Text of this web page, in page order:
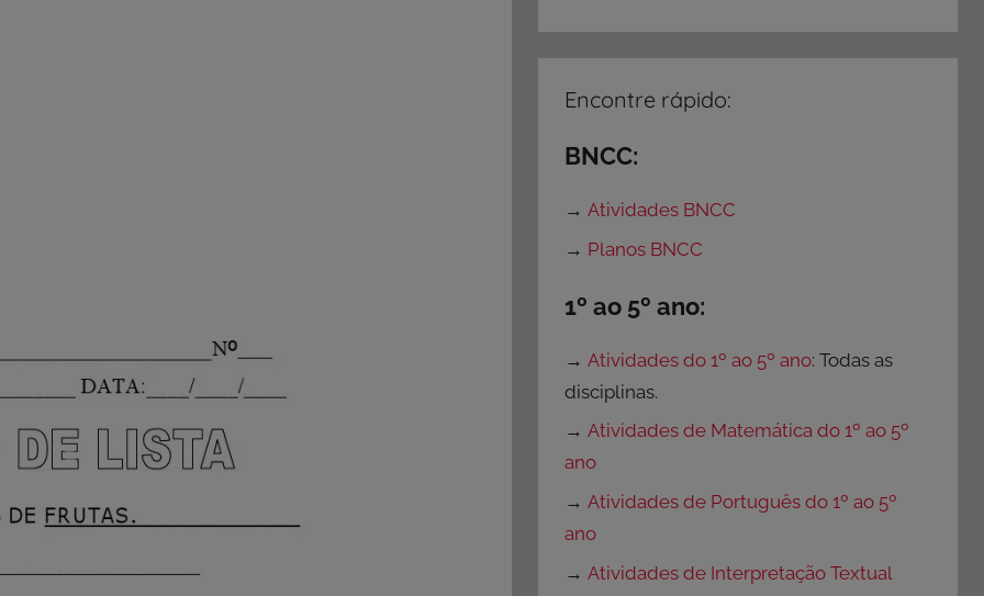
Encontre rápido:
BNCC:
→Atividades BNCC
→ Planos BNCC
1º ao 5º ano:
→Atividades do 1º ao 5º ano: Todas as
disciplinas.
→Atividades de Matemática do 1º ao 5º
ano
→Atividades de Português do 1º ao 5º
ano
→Atividades de Interpretação Textual